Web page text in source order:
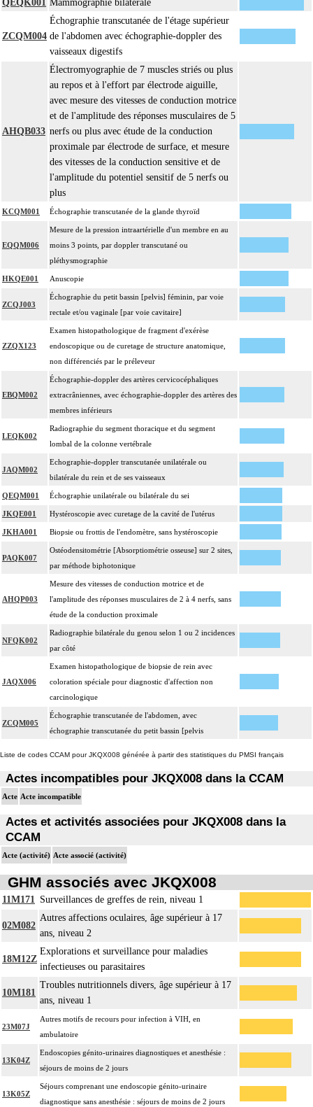
ou sans photographie, l'interprétation, les éventuels réexamens aux divers stades
de réalisation, le compte rendu, le codage
Avec ou sans : coloration spéciale
coupes sériées
empreinte par apposition cellulaire
écrasis cellulaire
8.1.9
anatomopathologique de lésion cancéreuse de découverte fortuite lors de
l'intervention ou de l'examen anatomopathologique
À l'exclusion de : examen anatomopathologique de lésion précancéreuse
8.1.9
l'échantillon, sa fixation, la préparation microscopique avec une coloration
standard, avec ou sans photographie, l'interprétation, les éventuels réexamens
aux divers stades de réalisation, le compte rendu et le codage
Avec ou sans : coloration spéciale
Facturation :
un seul acte peut être facturé que l'exérèse soit monobloc ou en fragments non
différenciés par le préleveur, partielle ou totale, pour chaque structure
anatomique
Facturation :
un seul acte peut être facturé que l'exérèse soit monobloc ou en fragments non
différenciés par le préleveur, partielle ou totale, pour chaque structure
anatomique
8 À l'exclusion de : actes concernant la procréation et la grossesse (cf chapitre 09)
Les actes sur la cavité de l'abdomen, par coelioscopie ou par
rétropéritonéoscopie incluent l'évacuation de collection intraabdominale
associée, la toilette péritonéale et/ou la pose de drain.
Les actes sur la cavité de l'abdomen, par abord direct incluent l'évacuation de
collection intraabdominale associée, la toilette péritonéale et/ou la pose de
drain.
QEQK001 Mammographie bilatérale
ZCQM004
Échographie transcutanée de l'étage supérieur
de l'abdomen avec échographie-doppler des
vaisseaux digestifs
AHQB033
Électromyographie de 7 muscles striés ou plus
au repos et à l'effort par électrode aiguille,
avec mesure des vitesses de conduction motrice
et de l'amplitude des réponses musculaires de 5
nerfs ou plus avec étude de la conduction
proximale par électrode de surface, et mesure
des vitesses de la conduction sensitive et de
l'amplitude du potentiel sensitif de 5 nerfs ou
plus
KCQM001 Échographie transcutanée de la glande thyroïd
EQQM006
Mesure de la pression intraartérielle d'un membre en au
moins 3 points, par doppler transcutané ou
pléthysmographie
HKQE001 Anuscopie
ZCQJ003
Échographie du petit bassin [pelvis] féminin, par voie
rectale et/ou vaginale [par voie cavitaire]
ZZQX123
Examen histopathologique de fragment d'exérèse
endoscopique ou de curetage de structure anatomique,
non différenciés par le préleveur
EBQM002
Échographie-doppler des artères cervicocéphaliques
extracrâniennes, avec échographie-doppler des artères des
membres inférieurs
LEQK002
Radiographie du segment thoracique et du segment
lombal de la colonne vertébrale
JAQM002
Echographie-doppler transcutanée unilatérale ou
bilatérale du rein et de ses vaisseaux
QEQM001 Échographie unilatérale ou bilatérale du sei
JKQE001 Hystéroscopie avec curetage de la cavité de l'utérus
JKHA001 Biopsie ou frottis de l'endomètre, sans hystéroscopie
PAQK007
Ostéodensitométrie [Absorptiométrie osseuse] sur 2 sites,
par méthode biphotonique
AHQP003
Mesure des vitesses de conduction motrice et de
l'amplitude des réponses musculaires de 2 à 4 nerfs, sans
étude de la conduction proximale
NFQK002
Radiographie bilatérale du genou selon 1 ou 2 incidences
par côté
JAQX006
Examen histopathologique de biopsie de rein avec
coloration spéciale pour diagnostic d'affection non
carcinologique
ZCQM005
Échographie transcutanée de l'abdomen, avec
échographie transcutanée du petit bassin [pelvis
Liste de codes CCAM pour JKQX008 générée à partir des statistiques du PMSI français
Actes incompatibles pour JKQX008 dans la CCAM
Acte Acte incompatible
Actes et activités associées pour JKQX008 dans la
CCAM
Acte (activité) Acte associé (activité)
GHM associés avec JKQX008
11M171 Surveillances de greffes de rein, niveau 1
02M082
Autres affections oculaires, âge supérieur à 17
ans, niveau 2
18M12Z
Explorations et surveillance pour maladies
infectieuses ou parasitaires
10M181
Troubles nutritionnels divers, âge supérieur à 17
ans, niveau 1
23M07J
Autres motifs de recours pour infection à VIH, en
ambulatoire
13K04Z
Endoscopies génito-urinaires diagnostiques et anesthésie :
séjours de moins de 2 jours
13K05Z
Séjours comprenant une endoscopie génito-urinaire
diagnostique sans anesthésie : séjours de moins de 2 jours